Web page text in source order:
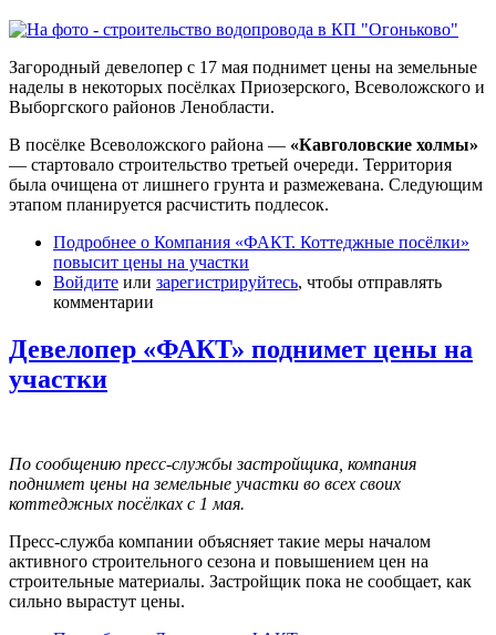
Загородный девелопер с 17 мая поднимет цены на земельные
наделы в некоторых посёлках Приозерского, Всеволожского и
Выборгского районов Ленобласти.
В посёлке Всеволожского района — «Кавголовские холмы»
— стартовало строительство третьей очереди. Территория
была очищена от лишнего грунта и размежевана. Следующим
этапом планируется расчистить подлесок.
Подробнее о Компания «ФАКТ. Коттеджные посёлки»
повысит цены на участки
Войдите или зарегистрируйтесь, чтобы отправлять
комментарии
Девелопер «ФАКТ» поднимет цены на
участки
По сообщению пресс-службы застройщика, компания
поднимет цены на земельные участки во всех своих
коттеджных посёлках с 1 мая.
Пресс-служба компании объясняет такие меры началом
активного строительного сезона и повышением цен на
строительные материалы. Застройщик пока не сообщает, как
сильно вырастут цены.